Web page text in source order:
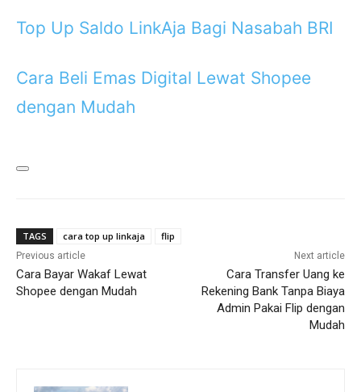
Top Up Saldo LinkAja Bagi Nasabah BRI
Cara Beli Emas Digital Lewat Shopee
dengan Mudah
TAGS cara top up linkaja flip
Previous article
Cara Bayar Wakaf Lewat
Shopee dengan Mudah
Next article
Cara Transfer Uang ke
Rekening Bank Tanpa Biaya
Admin Pakai Flip dengan
Mudah